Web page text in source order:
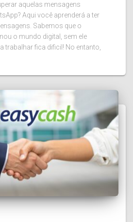
aquelas mensagens
Aqui você aprenderá a ter
Sabemos que o
o mundo digital, sem ele
trabalhar fica dificil! No entanto,